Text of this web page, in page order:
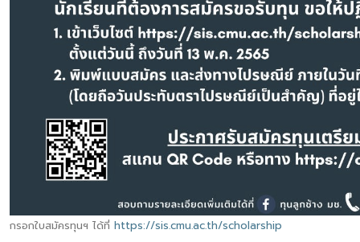
กรอกใบสมัครทุนฯ ได้ที่ https://sis.cmu.ac.th/scholarship